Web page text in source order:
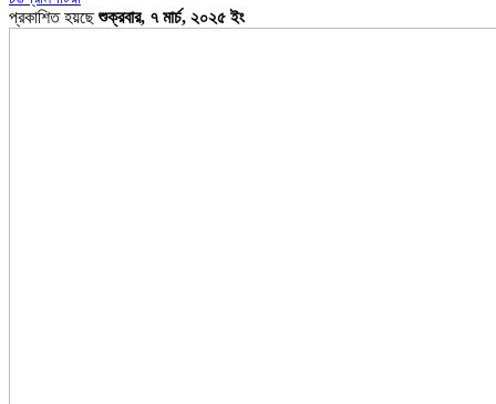
প্রকাশিত হয়ছেশুক্রবার, ৭ মার্চ, ২০২৫ ইং